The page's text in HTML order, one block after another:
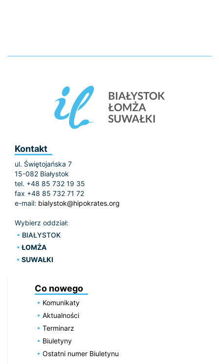
Kontakt
ul. Świętojańska 7
15-082 Białystok
tel. +48 85 732 19 35
fax +48 85 732 71 72
e-mail: bialystok@hipokrates.org
Wybierz oddział:
BIAŁYSTOK
ŁOMŻA
SUWAŁKI
Co nowego
Komunikaty
Aktualności
Terminarz
Biuletyny
Ostatni numer Biuletynu